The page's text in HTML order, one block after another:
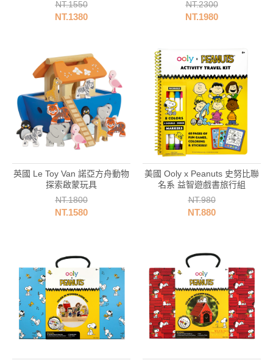
NT.1550
NT.1380
NT.2300
NT.1980
英國 Le Toy Van 諾亞方舟動物
探索啟蒙玩具
NT.1800
NT.1580
美國 Ooly x Peanuts 史努比聯
名系 益智遊戲書旅行組
NT.980
NT.880